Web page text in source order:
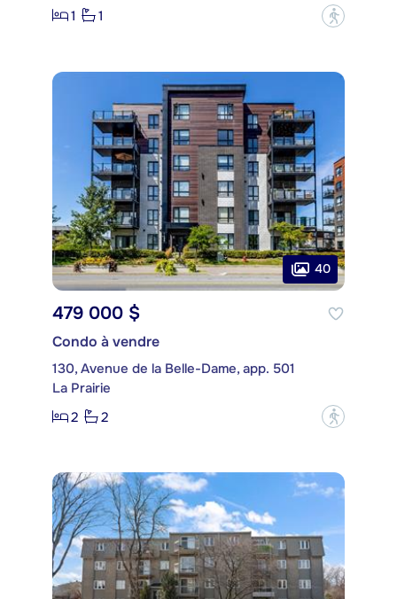
1
1 ?
40
479 000 $
Condo à vendre
130, Avenue de la Belle-Dame, app. 501
La Prairie
2
2 ?